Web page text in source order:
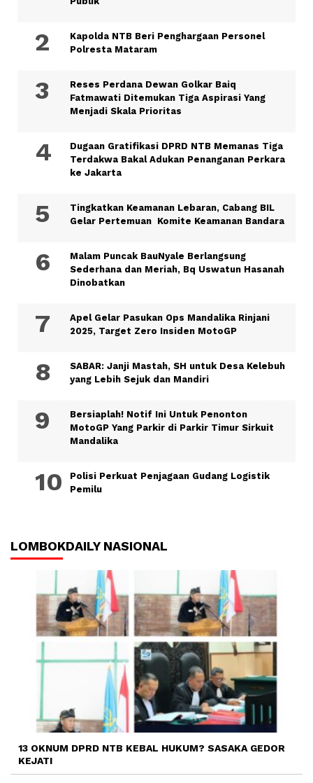
Kapolda NTB Beri Penghargaan Personel
Polresta Mataram
Reses Perdana Dewan Golkar Baiq
Fatmawati Ditemukan Tiga Aspirasi Yang
Menjadi Skala Prioritas
Dugaan Gratifikasi DPRD NTB Memanas Tiga
Terdakwa Bakal Adukan Penanganan Perkara
ke Jakarta
Tingkatkan Keamanan Lebaran, Cabang BIL
Gelar Pertemuan Komite Keamanan Bandara
Malam Puncak BauNyale Berlangsung
Sederhana dan Meriah, Bq Uswatun Hasanah
Dinobatkan
Apel Gelar Pasukan Ops Mandalika Rinjani
2025, Target Zero Insiden MotoGP
SABAR: Janji Mastah, SH untuk Desa Kelebuh
yang Lebih Sejuk dan Mandiri
Bersiaplah! Notif Ini Untuk Penonton
MotoGP Yang Parkir di Parkir Timur Sirkuit
Mandalika
Polisi Perkuat Penjagaan Gudang Logistik
Pemilu
LOMBOKDAILY NASIONAL
13 OKNUM DPRD NTB KEBAL HUKUM? SASAKA GEDOR
KEJATI